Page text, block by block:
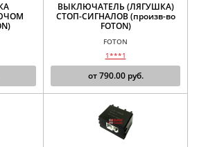
ВЫКЛЮЧАТЕЛЬ (ЛЯГУШКА)
СТОП-СИГНАЛОВ (произв-во
FOTON)
FOTON
1***1
от790.00руб.